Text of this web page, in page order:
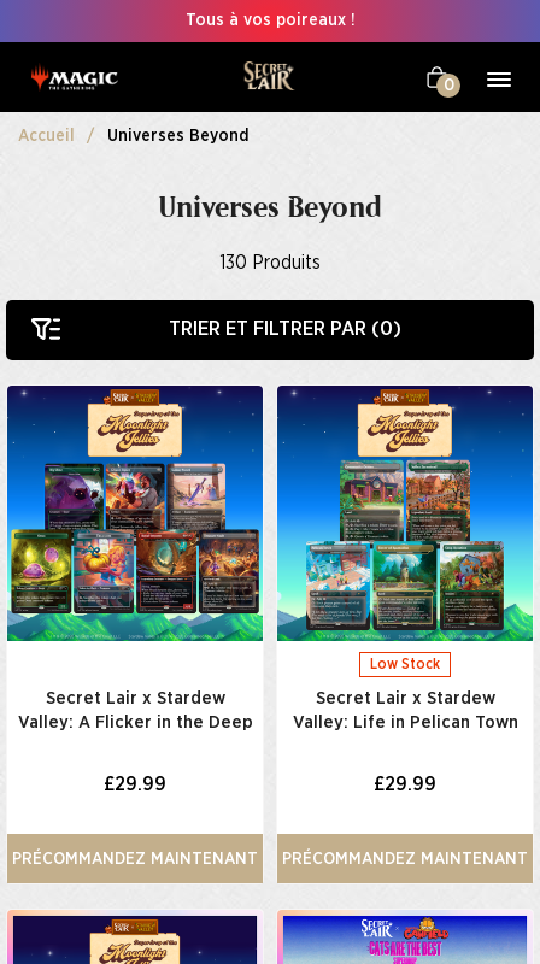
Tous à vos poireaux !
0
Accueil Universes Beyond
Universes Beyond
130 Produits
TRIER ET FILTRER PAR (0)
Secret Lair x Stardew
Valley: A Flicker in the Deep
£29.99
PRÉCOMMANDEZ MAINTENANT
Low Stock
Secret Lair x Stardew
Valley: Life in Pelican Town
£29.99
PRÉCOMMANDEZ MAINTENANT